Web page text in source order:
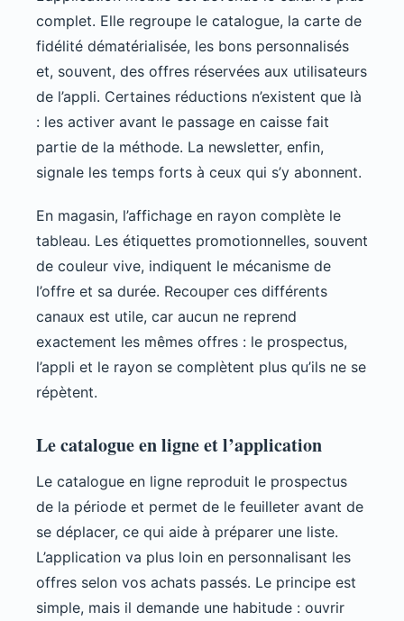
complet. Elle regroupe le catalogue, la carte de
fidélité dématérialisée, les bons personnalisés
et, souvent, des offres réservées aux utilisateurs
de l’appli. Certaines réductions n’existent que là
: les activer avant le passage en caisse fait
partie de la méthode. La newsletter, enfin,
signale les temps forts à ceux qui s’y abonnent.
En magasin, l’affichage en rayon complète le
tableau. Les étiquettes promotionnelles, souvent
de couleur vive, indiquent le mécanisme de
l’offre et sa durée. Recouper ces différents
canaux est utile, car aucun ne reprend
exactement les mêmes offres : le prospectus,
l’appli et le rayon se complètent plus qu’ils ne se
répètent.
Le catalogue en ligne et l’application
Le catalogue en ligne reproduit le prospectus
de la période et permet de le feuilleter avant de
se déplacer, ce qui aide à préparer une liste.
L’application va plus loin en personnalisant les
offres selon vos achats passés. Le principe est
simple, mais il demande une habitude : ouvrir